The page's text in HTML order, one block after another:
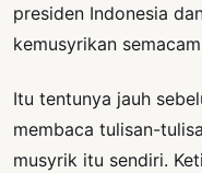
presiden Indonesia
kemusyrikan
Itu tentunya jauh
membaca tulisan-
musyrik itu sendiri.